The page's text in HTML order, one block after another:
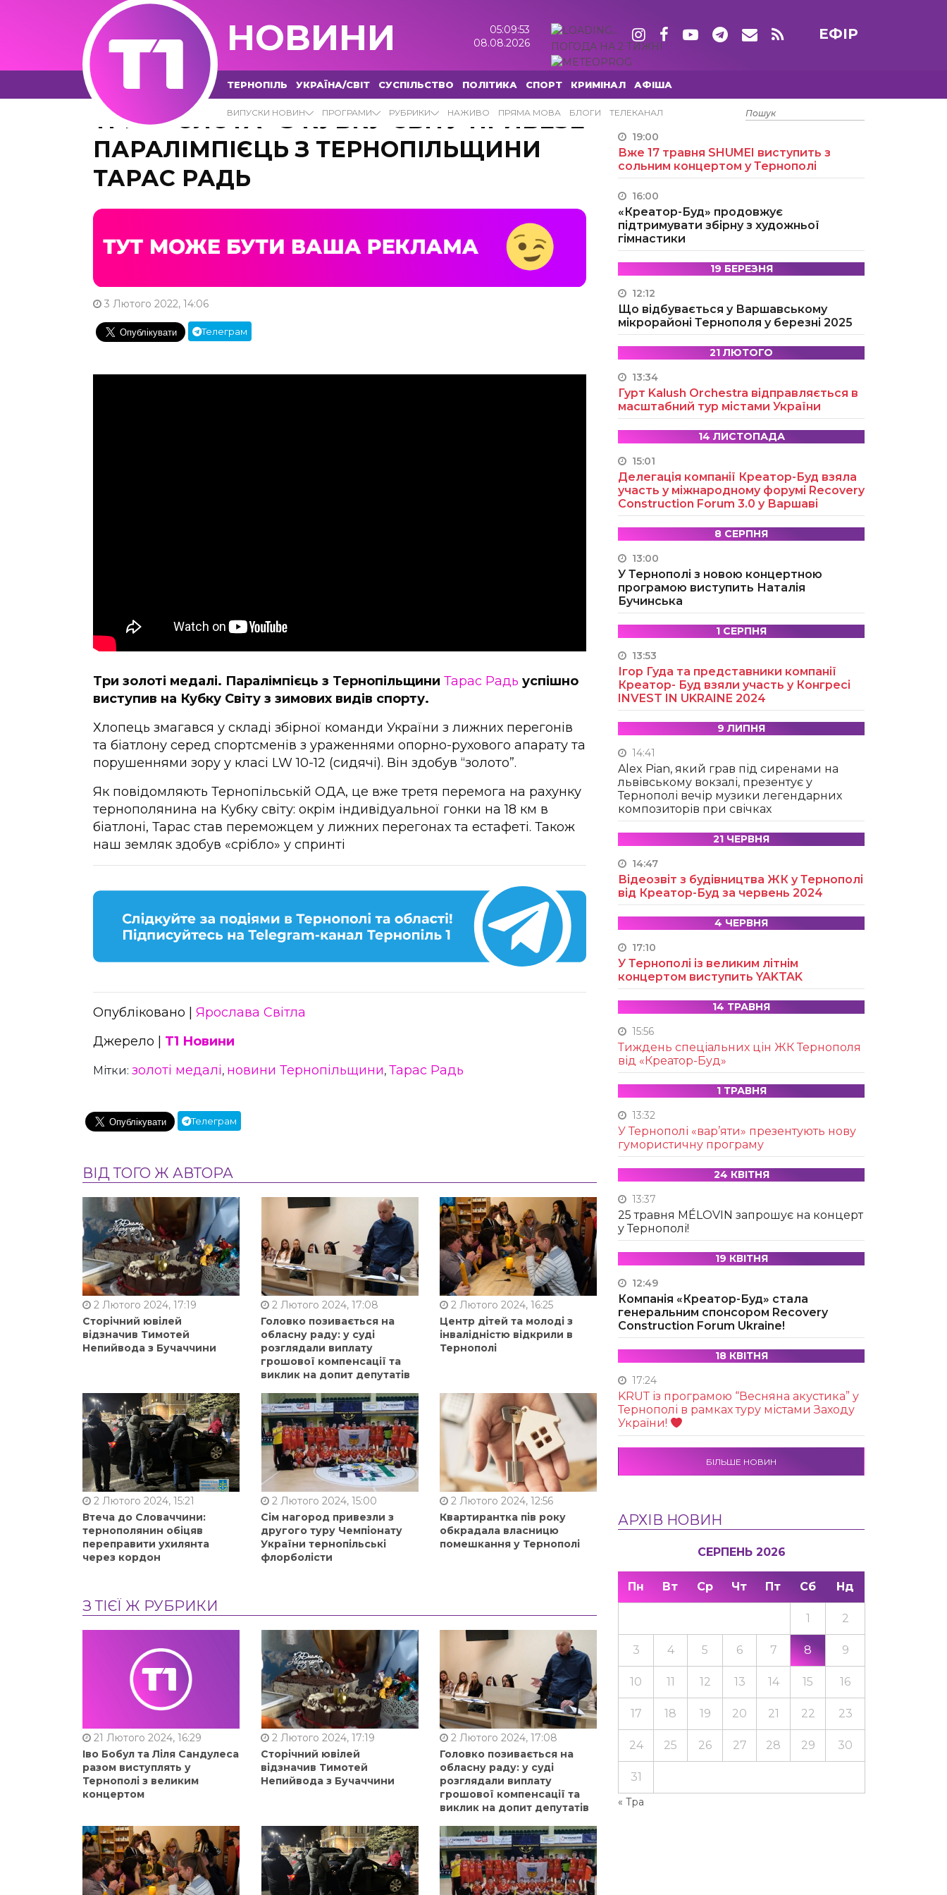
НОВИНИ
05:09:54
08.08.2026
ПОГОДА НА 2 ТИЖНІ
ЕФІР
ТЕРНОПІЛЬ УКРАЇНА/СВІТ СУСПІЛЬСТВО ПОЛІТИКА СПОРТ КРИМІНАЛ АФІША
ВИПУСКИ НОВИН ПРОГРАМИ РУБРИКИ НАЖИВО ПРЯМА МОВА БЛОГИ ТЕЛЕКАНАЛ
ТРИ «ЗОЛОТА» З КУБКУ СВІТУ ПРИВЕЗЕ
ПАРАЛІМПІЄЦЬ З ТЕРНОПІЛЬЩИНИ
ТАРАС РАДЬ
3 Лютого 2022, 14:06
Телеграм
Три золоті медалі. Паралімпієць з Тернопільщини Тарас Радь успішно
виступив на Кубку Світу з зимових видів спорту.
Хлопець змагався у складі збірної команди України з лижних перегонів
та біатлону серед спортсменів з ураженнями опорно-рухового апарату та
порушеннями зору у класі LW 10-12 (сидячі). Він здобув “золото”.
Як повідомляють Тернопільській ОДА, це вже третя перемога на рахунку
тернополянина на Кубку світу: окрім індивідуальної гонки на 18 км в
біатлоні, Тарас став переможцем у лижних перегонах та естафеті. Також
наш земляк здобув «срібло» у спринті
Опубліковано | Ярослава Світла
Джерело | Т1 Новини
Мітки: золоті медалі, новини Тернопільщини, Тарас Радь
Телеграм
ВІД ТОГО Ж АВТОРА
2 Лютого 2024, 17:19
Сторічний ювілей
відзначив Тимотей
Непийвода з Бучаччини
2 Лютого 2024, 17:08
Головко позивається на
обласну раду: у суді
розглядали виплату
грошової компенсації та
виклик на допит депутатів
2 Лютого 2024, 16:25
Центр дітей та молоді з
інвалідністю відкрили в
Тернополі
2 Лютого 2024, 15:21
Втеча до Словаччини:
тернополянин обіцяв
переправити ухилянта
через кордон
2 Лютого 2024, 15:00
Сім нагород привезли з
другого туру Чемпіонату
України тернопільські
флорболісти
2 Лютого 2024, 12:56
Квартирантка пів року
обкрадала власницю
помешкання у Тернополі
З ТІЄЇ Ж РУБРИКИ
21 Лютого 2024, 16:29
Іво Бобул та Ліля Сандулеса
разом виступлять у
Тернополі з великим
концертом
2 Лютого 2024, 17:19
Сторічний ювілей
відзначив Тимотей
Непийвода з Бучаччини
2 Лютого 2024, 17:08
Головко позивається на
обласну раду: у суді
розглядали виплату
грошової компенсації та
виклик на допит депутатів
15 ТРАВНЯ
19:00
Вже 17 травня SHUMEI виступить з
сольним концертом у Тернополі
16:00
«Креатор-Буд» продовжує
підтримувати збірну з художньої
гімнастики
19 БЕРЕЗНЯ
12:12
Що відбувається у Варшавському
мікрорайоні Тернополя у березні 2025
21 ЛЮТОГО
13:34
Гурт Kalush Orchestra відправляється в
масштабний тур містами України
14 ЛИСТОПАДА
15:01
Делегація компанії Креатор-Буд взяла
участь у міжнародному форумі Recovery
Construction Forum 3.0 у Варшаві
8 СЕРПНЯ
13:00
У Тернополі з новою концертною
програмою виступить Наталія
Бучинська
1 СЕРПНЯ
13:53
Ігор Гуда та представники компанії
Креатор- Буд взяли участь у Конгресі
INVEST IN UKRAINE 2024
9 ЛИПНЯ
14:41
Alex Pian, який грав під сиренами на
львівському вокзалі, презентує у
Тернополі вечір музики легендарних
композиторів при свічках
21 ЧЕРВНЯ
14:47
Відеозвіт з будівництва ЖК у Тернополі
від Креатор-Буд за червень 2024
4 ЧЕРВНЯ
17:10
У Тернополі із великим літнім
концертом виступить YAKTAK
14 ТРАВНЯ
15:56
Тиждень спеціальних цін ЖК Тернополя
від «Креатор-Буд»
1 ТРАВНЯ
13:32
У Тернополі «вар’яти» презентують нову
гумористичну програму
24 КВІТНЯ
13:37
25 травня MÉLOVIN запрошує на концерт
у Тернополі!
19 КВІТНЯ
12:49
Компанія «Креатор-Буд» стала
генеральним спонсором Recovery
Construction Forum Ukraine!
18 КВІТНЯ
17:24
KRUТ із програмою “Весняна акустика” у
Тернополі в рамках туру містами Заходу
України!
БІЛЬШЕ НОВИН
АРХІВ НОВИН
СЕРПЕНЬ 2026
Пн Вт Ср Чт Пт Сб Нд
« Тра
1 2
3 4 5 6 7 8 9
10 11 12 13 14 15 16
17 18 19 20 21 22 23
24 25 26 27 28 29 30
31